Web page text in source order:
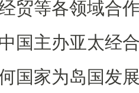
贸等各领域合
国主办亚太经
国家为岛国发